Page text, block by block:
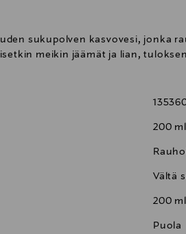
sukupolven kasvovesi, jonka
meikin jäämät ja lian,
200 ml
Vältä
200 ml
Puola